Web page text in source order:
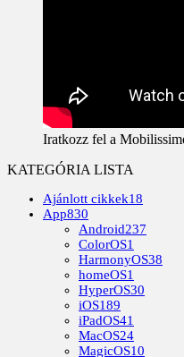
Iratkozz fel a
KATEGÓRIA LISTA
Ajánlott cikkek18
App830
Android237
ColorOS1
HarmonyOS38
homeOS1
HyperOS30
iOS189
iPadOS41
MacOS24
MagicOS10